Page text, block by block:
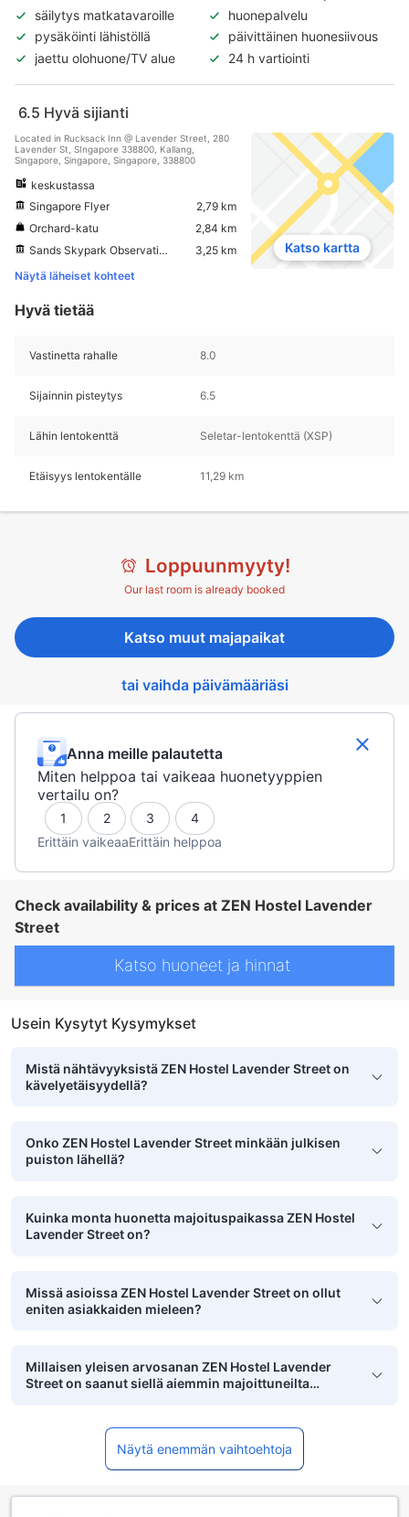
säilytys matkatavaroille
huonepalvelu
pysäköinti lähistöllä
päivittäinen huonesiivous
jaettu olohuone/TV alue
24 h vartiointi
6.5 Hyvä sijianti
Located in Rucksack Inn @ Lavender Street, 280
Lavender St, SIngapore 338800, Kallang,
Singapore, Singapore, Singapore, 338800
keskustassa
Singapore Flyer
2,79 km
Orchard-katu
2,84 km
Sands Skypark Observation Deck
3,25 km
Näytä läheiset kohteet
Katso kartta
Hyvä tietää
Vastinetta rahalle 8.0
Sijainnin pisteytys 6.5
Lähin lentokenttä Seletar-lentokenttä (XSP)
Etäisyys lentokentälle 11,29 km
Loppuunmyyty!
Our last room is already booked
Katso muut majapaikat
tai vaihda päivämääriäsi
Anna meille palautetta
Miten helppoa tai vaikeaa huonetyyppien
vertailu on?
1 2 3
4
Erittäin vaikeaaErittäin helppoa
Check availability & prices at ZEN Hostel Lavender
Street
Katso huoneet ja hinnat
Usein Kysytyt Kysymykset
Mistä nähtävyyksistä ZEN Hostel Lavender Street on
kävelyetäisyydellä?
Onko ZEN Hostel Lavender Street minkään julkisen
puiston lähellä?
Kuinka monta huonetta majoituspaikassa ZEN Hostel
Lavender Street on?
Missä asioissa ZEN Hostel Lavender Street on ollut
eniten asiakkaiden mieleen?
Millaisen yleisen arvosanan ZEN Hostel Lavender
Street on saanut siellä aiemmin majoittuneilta
Näytä enemmän vaihtoehtoja